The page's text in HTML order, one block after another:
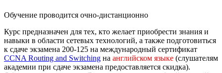
Обучение проводится очно-дистанционно
Курс предназначен для тех, кто желает приобрести знания и
навыки в области сетевых технологий, а также подготовиться
к сдаче экзамена 200-125 на международный сертификат
CCNA Routing and Switching на английском языке (слушателям
академии при сдаче экзамена предоставляется скидка).